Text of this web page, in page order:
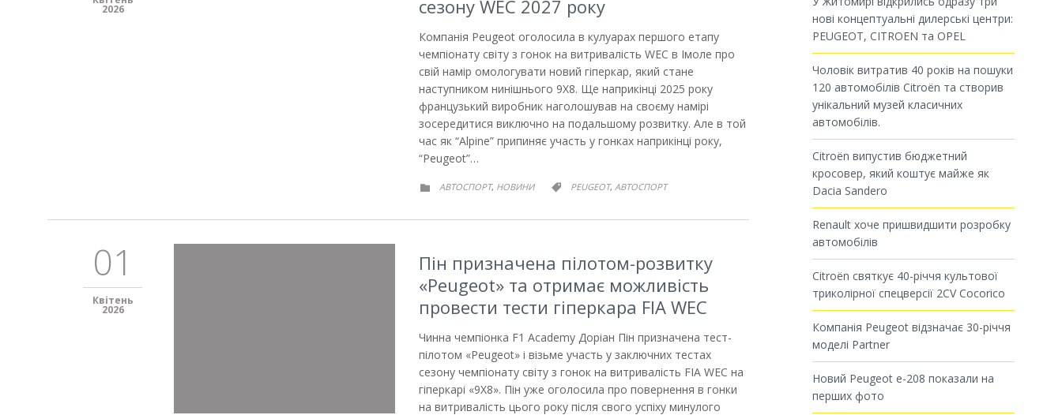
2026
сезону WEC 2027 року
Компанія Peugeot оголосила в кулуарах першого етапу
чемпіонату світу з гонок на витривалість WEC в Імоле про
свій намір омологувати новий гіперкар, який стане
наступником нинішнього 9X8. Ще наприкінці 2025 року
французький виробник наголошував на своєму намірі
зосередитися виключно на подальшому розвитку. Але в той
час як “Alpine” припиняє участь у гонках наприкінці року,
“Peugeot”…
 РУБРИКА
АВТОСПОРТ, НОВИНИ  РУБРИКА
PEUGEOT, АВТОСПОРТ
01
Квітень
2026
Пін призначена пілотом-розвитку
«Peugeot» та отримає можливість
провести тести гіперкара FIA WEC
Чинна чемпіонка F1 Academy Доріан Пін призначена тест-
пілотом «Peugeot» і візьме участь у заключних тестах
сезону чемпіонату світу з гонок на витривалість FIA WEC на
гіперкарі «9X8». Пін уже оголосила про повернення в гонки
на витривалість цього року після свого успіху минулого
нові концептуальні дилерські центри:
PEUGEOT, CITROEN та OPEL
Чоловік витратив 40 років на пошуки
120 автомобілів Citroën та створив
унікальний музей класичних
автомобілів.
Citroën випустив бюджетний
кросовер, який коштує майже як
Dacia Sandero
Renault хоче пришвидшити розробку
автомобілів
Citroën святкує 40-річчя культової
триколірної спецверсії 2CV Cocorico
Компанія Peugeot відзначає 30-річчя
моделі Partner
Новий Peugeot e-208 показали на
перших фото